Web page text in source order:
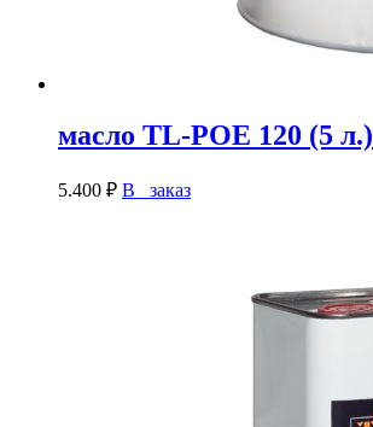
масло TL-POE 120 (5 л.)
5.400 ₽ В заказ